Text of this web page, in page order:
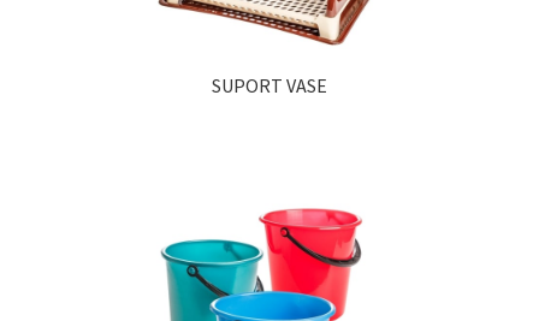
SUPORT VASE